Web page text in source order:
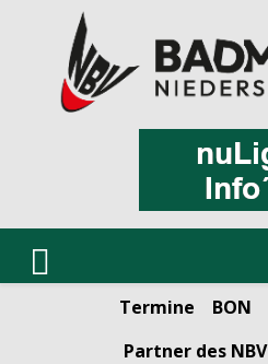
Termine BON
Partner des NBV